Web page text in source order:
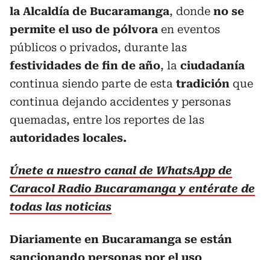
la Alcaldía de Bucaramanga, donde no se
permite el uso de pólvora en eventos
públicos o privados, durante las
festividades de fin de año, la ciudadanía
continua siendo parte de esta tradición que
continua dejando accidentes y personas
quemadas, entre los reportes de las
autoridades locales.
Únete a nuestro canal de WhatsApp de
Caracol Radio Bucaramanga y entérate de
todas las noticias
Diariamente en Bucaramanga se están
sancionando personas por el uso